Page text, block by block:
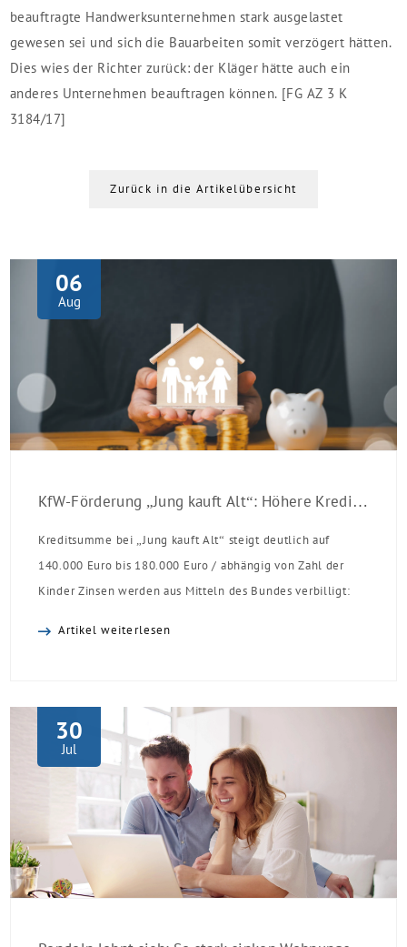
beauftragte Handwerksunternehmen stark ausgelastet
gewesen sei und sich die Bauarbeiten somit verzögert hätten.
Dies wies der Richter zurück: der Kläger hätte auch ein
anderes Unternehmen beauftragen können. [FG AZ 3 K
3184/17]
Zurück in die Artikelübersicht
06
Aug
KfW-Förderung „Jung kauft Alt“: Höhere Kredite ab August 2026
Kreditsumme bei „Jung kauft Alt“ steigt deutlich auf
140.000 Euro bis 180.000 Euro / abhängig von Zahl der
Kinder Zinsen werden aus Mitteln des Bundes verbilligt:
Einzelmaßnahmen […]
Artikel weiterlesen
30
Jul